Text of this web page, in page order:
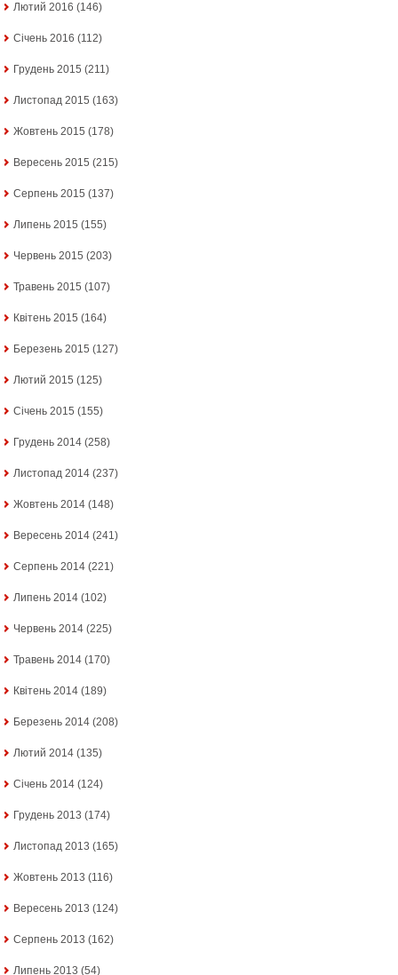
Лютий 2016 (146)
Січень 2016 (112)
Грудень 2015 (211)
Листопад 2015 (163)
Жовтень 2015 (178)
Вересень 2015 (215)
Серпень 2015 (137)
Липень 2015 (155)
Червень 2015 (203)
Травень 2015 (107)
Квітень 2015 (164)
Березень 2015 (127)
Лютий 2015 (125)
Січень 2015 (155)
Грудень 2014 (258)
Листопад 2014 (237)
Жовтень 2014 (148)
Вересень 2014 (241)
Серпень 2014 (221)
Липень 2014 (102)
Червень 2014 (225)
Травень 2014 (170)
Квітень 2014 (189)
Березень 2014 (208)
Лютий 2014 (135)
Січень 2014 (124)
Грудень 2013 (174)
Листопад 2013 (165)
Жовтень 2013 (116)
Вересень 2013 (124)
Серпень 2013 (162)
Липень 2013 (54)